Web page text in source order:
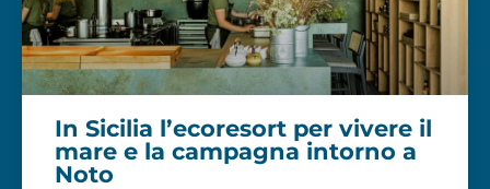
In Sicilia l’ecoresort per vivere il
mare e la campagna intorno a
Noto